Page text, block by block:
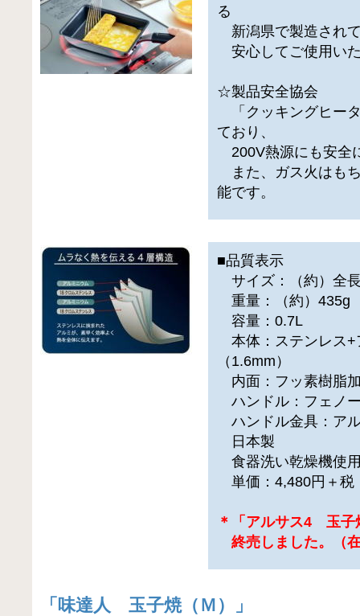
る
新潟県で製造され
安心してご使用い
☆製品安全協会
「クッキングヒー
ており、
200V熱源にも安全
また、ガス火はも
能です。
■品質表示
サイズ：（約）全
重量：（約）435g
容量：0.7L
本体：ステンレス+
（1.6mm）
内面：フッ素樹脂
ハンドル：フェノ
ハンドル金具：ア
日本製
食器洗い乾燥機使
単価：4,480円＋税
＊「アルサス4 玉子
終売しました。（
「 味達人 玉子焼（Ｍ） 」